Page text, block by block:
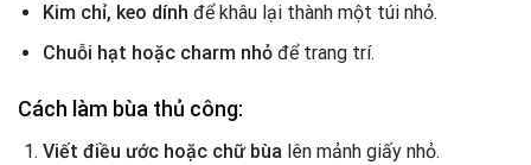
Kim chỉ, keo dính để khâu lại thành một túi nhỏ.
Chuỗi hạt hoặc charm nhỏđể trang trí.
Cách làm bùa thủ công:
Viết điều ước hoặc chữ bùalên mảnh giấy nhỏ.